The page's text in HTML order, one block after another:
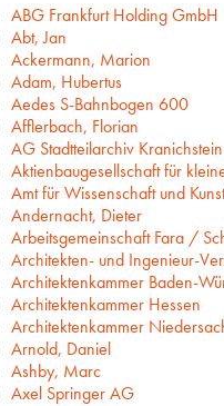
ABG Frankfurt Holding GmbH
Abt, Jan
Ackermann, Marion
Adam, Hubertus
Aedes S-Bahnbogen 600
Afflerbach, Florian
AG Stadtteilarchiv Kranichstein
Aktienbaugesellschaft für
Amt für Wissenschaft und Kunst
Andernacht, Dieter
Arbeitsgemeinschaft Fara /
Architekten- und Ingenieur-
Architektenkammer Baden-
Architektenkammer Hessen
Architektenkammer
Arnold, Daniel
Ashby, Marc
Axel Springer AG